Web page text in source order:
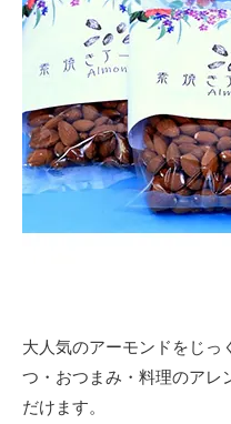
大人気のアーモンドをじっ
つ・おつまみ・料理のアレ
だけます。